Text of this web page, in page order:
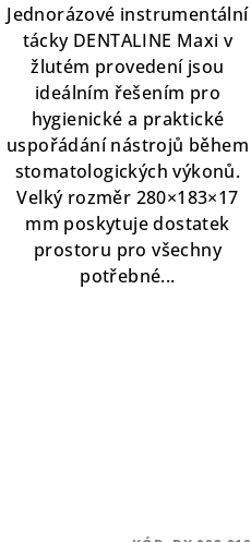
Jednorázové instrumentální
tácky DENTALINE Maxi v
žlutém provedení jsou
ideálním řešením pro
hygienické a praktické
uspořádání nástrojů během
stomatologických výkonů.
Velký rozměr 280×183×17
mm poskytuje dostatek
prostoru pro všechny
potřebné...